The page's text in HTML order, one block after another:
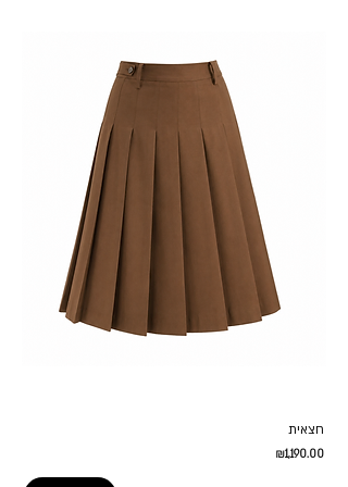
חצאית
Price
₪1,190.00